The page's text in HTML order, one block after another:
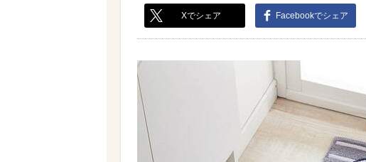
Xでシェア Facebookでシェア